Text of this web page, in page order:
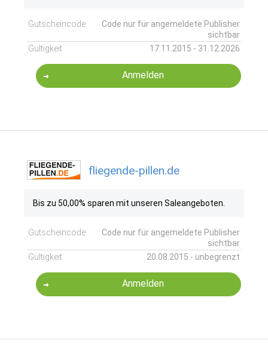
Gutscheincode
Code nur für angemeldete Publisher
sichtbar
Gültigkeit
17.11.2015 - 31.12.2026
Anmelden
fliegende-pillen.de
Bis zu 50,00% sparen mit unseren Saleangeboten.
Gutscheincode
Code nur für angemeldete Publisher
sichtbar
Gültigkeit
20.08.2015 - unbegrenzt
Anmelden